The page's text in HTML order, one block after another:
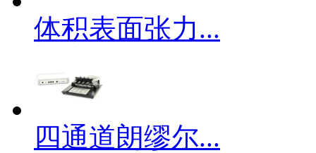
体积表面张力...
四通道朗缪尔...